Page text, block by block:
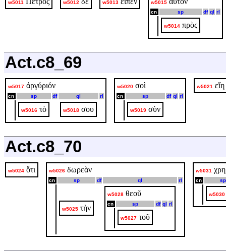
w5011 w5012 w5013 w5015
cn sp df ql rl
w5014 πρὸς
Act.c8_69
w5017 ἀργύριόν
cn sp df ql rl
w5016 τὸ w5018 σου
w5020 σοὶ
cn sp df ql rl
w5019 σὺν
w5021 εἴη
Act.c8_70
w5024 ὅτι w5026 δωρεὰν
cn sp df ql rl
w5025 τὴν
w5028 θεοῦ
cn sp df ql rl
w5027 τοῦ
w5031
cn sp
w5030